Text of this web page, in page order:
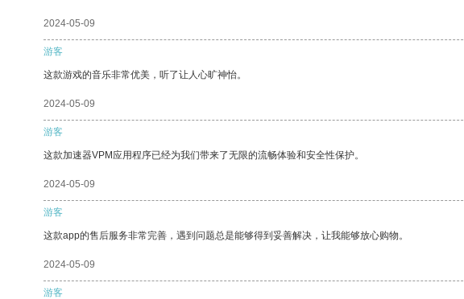
2024-05-09
游客
这款游戏的音乐非常优美，听了让人心旷神怡。
2024-05-09
游客
这款加速器VPM应用程序已经为我们带来了无限的流畅体验和安全性保护。
2024-05-09
游客
这款app的售后服务非常完善，遇到问题总是能够得到妥善解决，让我能够放心购物。
2024-05-09
游客